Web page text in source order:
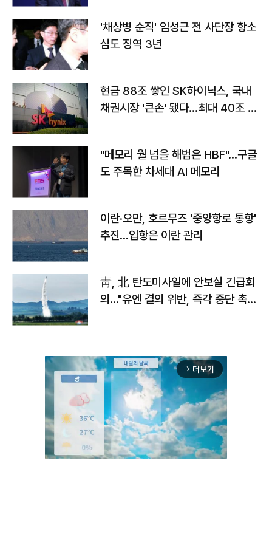
'채상병 순직' 임성근 전 사단장 항소
심도 징역 3년
현금 88조 쌓인 SK하이닉스, 국내
채권시장 '큰손' 됐다…최대 40조 투
"메모리 월 넘을 해법은 HBF"…구글
도 주목한 차세대 AI 메모리
이란·오만, 호르무즈 '중앙항로 통항'
추진…입항은 이란 관리
靑, 北 탄도미사일에 안보실 긴급회
의…"유엔 결의 위반, 즉각 중단 촉
arrow_forward_ios 더보기